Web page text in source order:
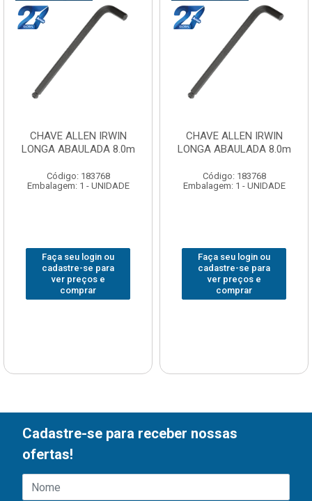
CHAVE ALLEN IRWIN
LONGA ABAULADA 8.0m
Código: 183768
Embalagem: 1 - UNIDADE
Faça seu login ou
cadastre-se para
ver preços e
comprar
CHAVE ALLEN IRWIN
LONGA ABAULADA 8.0m
Código: 183768
Embalagem: 1 - UNIDADE
Faça seu login ou
cadastre-se para
ver preços e
comprar
Cadastre-se para receber nossas
ofertas!